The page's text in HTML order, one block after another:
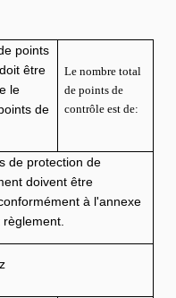
points
être
le
de
Le nombre total
de points de
contrôle est de:
de protection de
doivent être
à l'annexe